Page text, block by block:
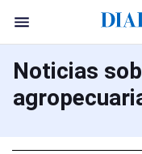
Noticias